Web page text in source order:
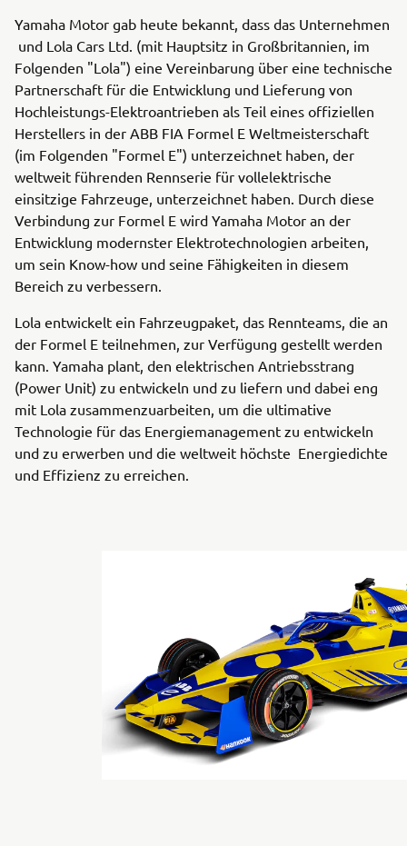
Yamaha Motor gab heute bekannt, dass das Unternehmen
und Lola Cars Ltd. (mit Hauptsitz in Großbritannien, im
Folgenden "Lola") eine Vereinbarung über eine technische
Partnerschaft für die Entwicklung und Lieferung von
Hochleistungs-Elektroantrieben als Teil eines offiziellen
Herstellers in der ABB FIA Formel E Weltmeisterschaft
(im Folgenden "Formel E") unterzeichnet haben, der
weltweit führenden Rennserie für vollelektrische
einsitzige Fahrzeuge, unterzeichnet haben. Durch diese
Verbindung zur Formel E wird Yamaha Motor an der
Entwicklung modernster Elektrotechnologien arbeiten,
um sein Know-how und seine Fähigkeiten in diesem
Bereich zu verbessern.
Lola entwickelt ein Fahrzeugpaket, das Rennteams, die an
der Formel E teilnehmen, zur Verfügung gestellt werden
kann. Yamaha plant, den elektrischen Antriebsstrang
(Power Unit) zu entwickeln und zu liefern und dabei eng
mit Lola zusammenzuarbeiten, um die ultimative
Technologie für das Energiemanagement zu entwickeln
und zu erwerben und die weltweit höchste Energiedichte
und Effizienz zu erreichen.